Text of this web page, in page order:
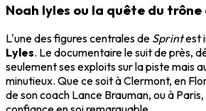
Noah lyles ou la quête du
L'une des figures centrales de Sprintest
Lyles. Le documentaire le suit de près,
seulement ses exploits sur la piste mais
minutieux. Que ce soit à Clermont, en
de son coach Lance Brauman, ou à